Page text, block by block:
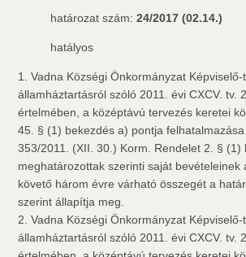
határozat szám:24/2017 (02.14.)
hatályos
1. Vadna Községi Önkormányzat
államháztartásról szóló 2011. évi CXCV. tv.
értelmében, a középtávú tervezés keretei
45. § (1) bekezdés a) pontja
353/2011. (XII. 30.) Korm. Rendelet 2. § (1)
meghatározottak szerinti saját bevételeinek
követő három évre várható összegét a
szerint állapítja meg.
2. Vadna Községi Önkormányzat
államháztartásról szóló 2011. évi CXCV. tv.